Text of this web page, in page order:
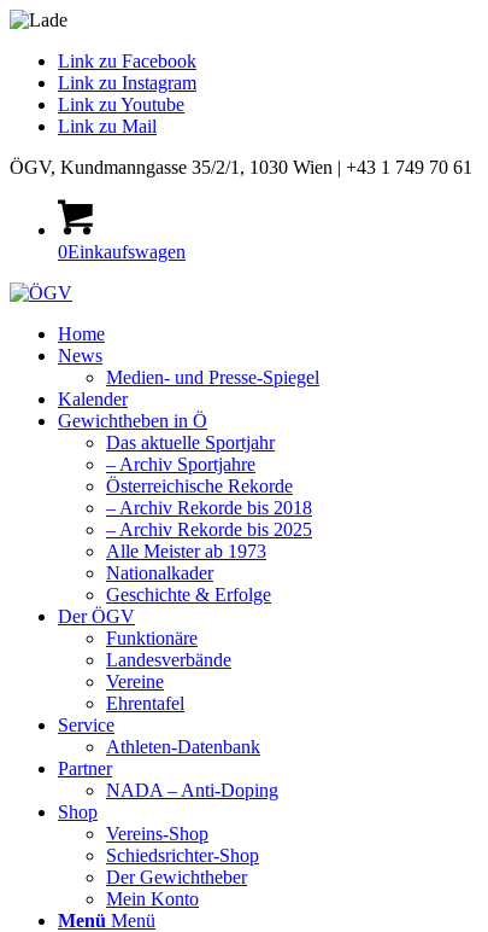
Link zu Facebook
Link zu Instagram
Link zu Youtube
Link zu Mail
ÖGV, Kundmanngasse 35/2/1, 1030 Wien | +43 1 749 70 61
0Einkaufswagen
Home
News
Medien- und Presse-Spiegel
Kalender
Gewichtheben in Ö
Das aktuelle Sportjahr
– Archiv Sportjahre
Österreichische Rekorde
– Archiv Rekorde bis 2018
– Archiv Rekorde bis 2025
Alle Meister ab 1973
Nationalkader
Geschichte & Erfolge
Der ÖGV
Funktionäre
Landesverbände
Vereine
Ehrentafel
Service
Athleten-Datenbank
Partner
NADA – Anti-Doping
Shop
Vereins-Shop
Schiedsrichter-Shop
Der Gewichtheber
Mein Konto
Menü Menü